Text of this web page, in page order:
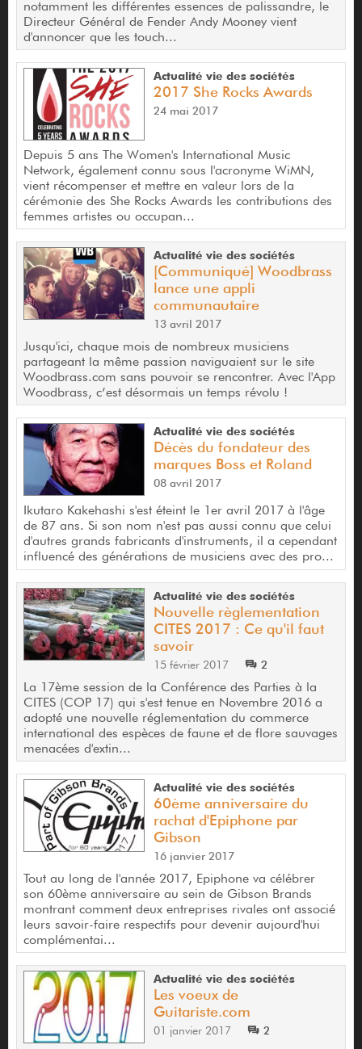
notamment les différentes essences de palissandre, le
Directeur Général de Fender Andy Mooney vient
d'annoncer que les touch...
Actualité vie des sociétés
2017 She Rocks Awards
24 mai 2017
Depuis 5 ans The Women's International Music
Network, également connu sous l'acronyme WiMN,
vient récompenser et mettre en valeur lors de la
cérémonie des She Rocks Awards les contributions des
femmes artistes ou occupan...
Actualité vie des sociétés
[Communiqué] Woodbrass
lance une appli
communautaire
13 avril 2017
Jusqu'ici, chaque mois de nombreux musiciens
partageant la même passion naviguaient sur le site
Woodbrass.com sans pouvoir se rencontrer. Avec l'App
Woodbrass, c’est désormais un temps révolu !
Actualité vie des sociétés
Décès du fondateur des
marques Boss et Roland
08 avril 2017
Ikutaro Kakehashi s'est éteint le 1er avril 2017 à l'âge
de 87 ans. Si son nom n'est pas aussi connu que celui
d'autres grands fabricants d'instruments, il a cependant
influencé des générations de musiciens avec des pro...
Actualité vie des sociétés
Nouvelle règlementation
CITES 2017 : Ce qu'il faut
savoir
15 février 2017 2
La 17ème session de la Conférence des Parties à la
CITES (COP 17) qui s'est tenue en Novembre 2016 a
adopté une nouvelle réglementation du commerce
international des espèces de faune et de flore sauvages
menacées d'extin...
Actualité vie des sociétés
60ème anniversaire du
rachat d'Epiphone par
Gibson
16 janvier 2017
Tout au long de l'année 2017, Epiphone va célébrer
son 60ème anniversaire au sein de Gibson Brands
montrant comment deux entreprises rivales ont associé
leurs savoir-faire respectifs pour devenir aujourd'hui
complémentai...
Actualité vie des sociétés
Les voeux de
Guitariste.com
01 janvier 2017 2